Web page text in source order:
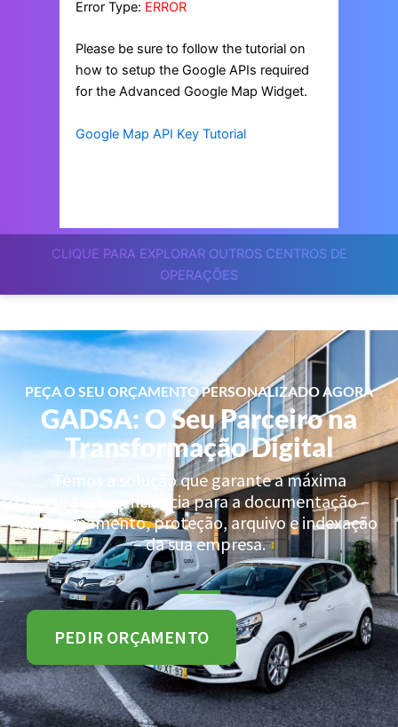
CLIQUE PARA EXPLORAR OUTROS CENTROS DE
OPERAÇÕES
Error Type: ERROR
Please be sure to follow the tutorial on
how to setup the Google APIs required
for the Advanced Google Map Widget.
Google Map API Key Tutorial
PEÇA O SEU ORÇAMENTO PERSONALIZADO AGORA
GADSA: O Seu Parceiro na
Transformação Digital
Temos a solução que garante a máxima
segurança e eficiência para a documentação –
armazenamento, proteção, arquivo e indexação
– da sua empresa.
PEDIR ORÇAMENTO